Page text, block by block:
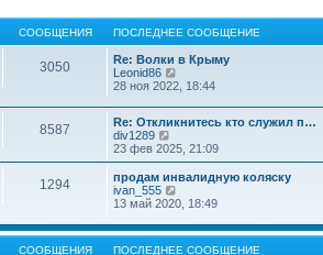
СООБЩЕНИЯ ПОСЛЕДНЕЕ СООБЩЕНИЕ
3050
Re: Волки в Крыму
Leonid86
е
е
й
и
к
п
с
е
д
28 ноя 2022, 18:44
8587
Re: Откликнитесь кто служил п…
div1289
е
р
е
й
т
к
п
23 фев 2025, 21:09
1294
продам инвалидную коляску
ivan_555
е
е
13 май 2020, 18:49
СООБЩЕНИЯ ПОСЛЕДНЕЕ СООБЩЕНИЕ